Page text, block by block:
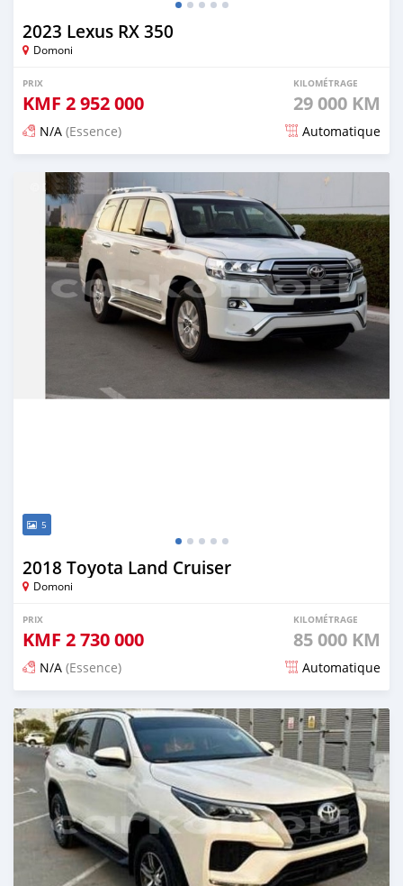
2023 Lexus RX 350
Domoni
PRIX
KMF 2 952 000
KILOMÉTRAGE
29 000 KM
N/A (Essence) Automatique
Publié il y a 3 mois
5
2018 Toyota Land Cruiser
Domoni
PRIX
KMF 2 730 000
KILOMÉTRAGE
85 000 KM
N/A (Essence) Automatique
Publié il y a 3 mois